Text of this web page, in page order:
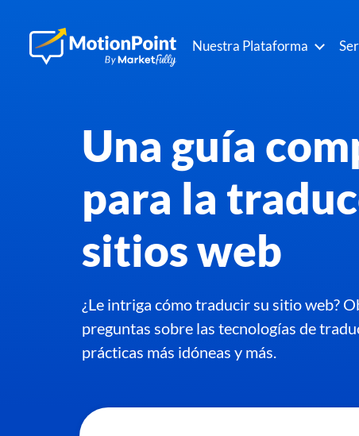
Nuestra Plataforma
Una guía
para la
sitios web
¿Le intriga cómo traducir su sitio web?
preguntas sobre las tecnologías de
prácticas más idóneas y más.